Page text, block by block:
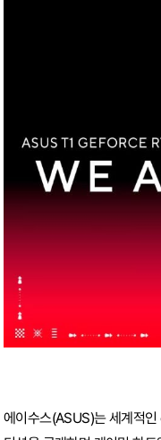
에이수스(ASUS)는 세계적